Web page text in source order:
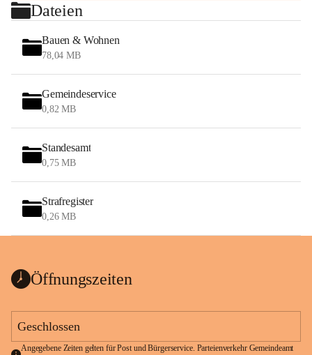
Dateien
Bauen & Wohnen
78,04 MB
Gemeindeservice
0,82 MB
Standesamt
0,75 MB
Strafregister
0,26 MB
Öffnungszeiten
Geschlossen
Angegebene Zeiten gelten für Post und Bürgerservice. Parteienverkehr Gemeindeamt